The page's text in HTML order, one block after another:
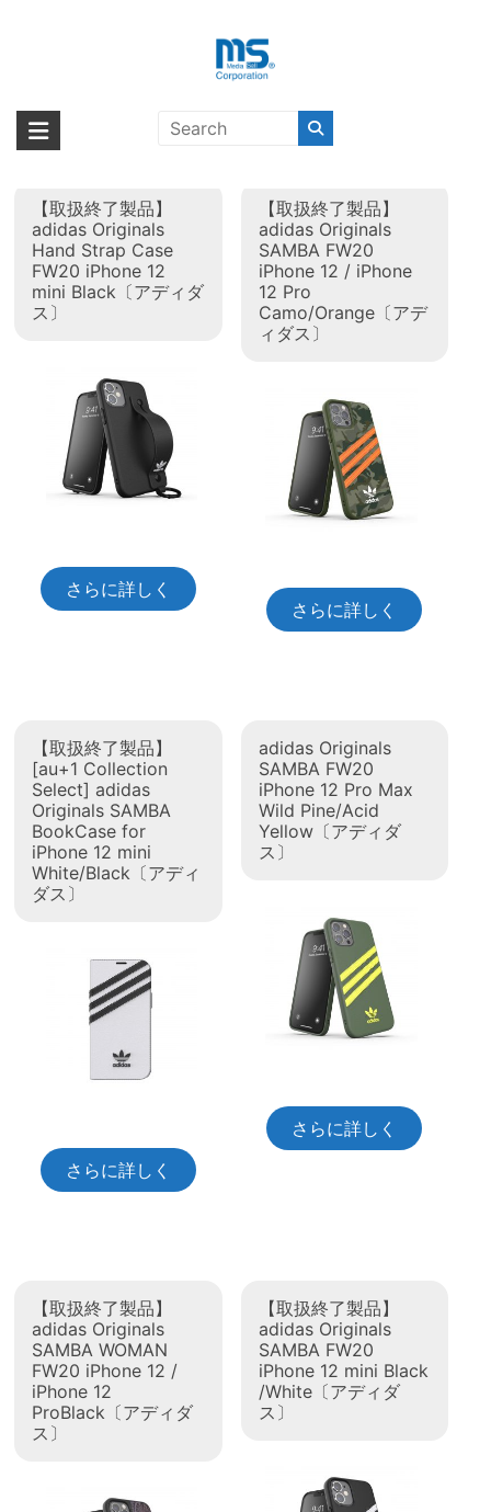
海外輸入ブランド商品｜株式会社
海外事業部が取り揃えている海外輸入商品には、日本では珍しい「海外ブ
ランド」をはじめ「ユニークな商品」「機能的な商品」「コストパフォー
タグ:
adidas Originals 2020秋
冬
【取扱終了製品】
adidas Originals
Hand Strap Case
FW20 iPhone 12
mini Black〔アディダ
ス〕
さらに詳しく
【取扱終了製品】
adidas Originals
SAMBA FW20
iPhone 12 / iPhone
12 Pro
Camo/Orange〔アデ
ィダス〕
さらに詳しく
【取扱終了製品】
[au+1 Collection
Select] adidas
Originals SAMBA
BookCase for
iPhone 12 mini
White/Black〔アディ
ダス〕
さらに詳しく
adidas Originals
SAMBA FW20
iPhone 12 Pro Max
Wild Pine/Acid
Yellow〔アディダ
ス〕
さらに詳しく
【取扱終了製品】
adidas Originals
SAMBA WOMAN
FW20 iPhone 12 /
iPhone 12
ProBlack〔アディダ
ス〕
【取扱終了製品】
adidas Originals
SAMBA FW20
iPhone 12 mini Black
/White〔アディダ
ス〕